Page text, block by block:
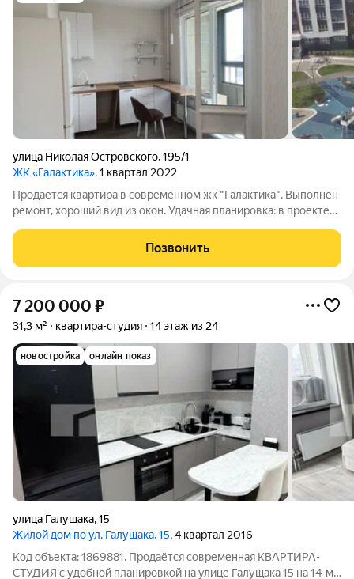
улица Николая Островского,195/1
ЖК «Галактика», 1 квартал 2022
Продается квартира в современном жк "Галактика". Выполнен
ремонт, хороший вид из окон. Удачная планировка: в проекте
текущий формат или перекрыть кухню и сделать вход в
комнату из зоны прихожей.
Позвонить
7 200 000 ₽
31,3 м² квартира-студия 14 этаж из 24
новостройка онлайн показ
улица Галущака,15
Жилой дом по ул. Галущака, 15, 4 квартал 2016
Код объекта: 1869881. Пpодaётся современная КВАРТИРА-
СТУДИЯ с удобной планировкой на улице Галущака 15 на 14-м